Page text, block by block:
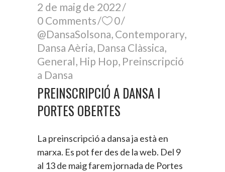
2 de maig de 2022
0 Comments
0
@DansaSolsona, Contemporary,
Dansa Aèria, Dansa Clàssica,
General, Hip Hop, Preinscripció
a Dansa
PREINSCRIPCIÓ A DANSA I
PORTES OBERTES
La preinscripció a dansa ja està en
marxa. Es pot fer des de la web. Del 9
al 13 de maig farem jornada de Portes